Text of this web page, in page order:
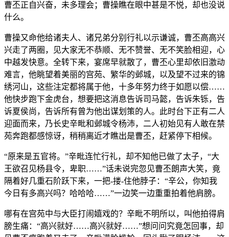
曹丕正自兴奋，未多理会；曹操瞧在眼中甚是不悦，却也没说
什么。
曹操又命他给诸夫人、诸兄弟分别行礼以示谦诚，曹丕高高兴
兴走了两圈，见大家无不恭顺、无不赞誉、无不笑脸相迎，心
中越发快意。全转下来，宴席早就散了，曹丕心里却依旧激动
难言，他眺望着美丽的宫苑、繁华的邺城，以及望不过来的锦
绣河山，这些注定都将属于他，十多年努力终于如愿以偿……
他快步跑下金虎台，想要把这消息告诉司马懿，告诉朱铄，告
诉夏侯尚，告诉所有曾为他出谋划策的人。此时台下正有二人
迎面而来，乃长史辛毗和邺城令杨沛，二人初始见有人敢在禁
苑奔跑都感惊讶，稍稍离近才瞧出是曹丕，赶紧停下相候。
“原来是五官将。”辛毗连忙行礼，却不知他已做了太子，“大
王欲召见杨县令，卑职……”话未说完忽见曹丕朗声大笑，竟
隔着好几重石阶跃下来，一把-搂-住他脖子：“辛公，你知我
今日有多高兴吗？哈哈哈……”一边笑一边重重拍着他肩膀。
哪有在宫苑中与大臣打闹嬉戏的？辛毗不明所以，叫他拍得肩
膀生痛：“高兴就好……高兴就好……”想问问究竟怎回事，却